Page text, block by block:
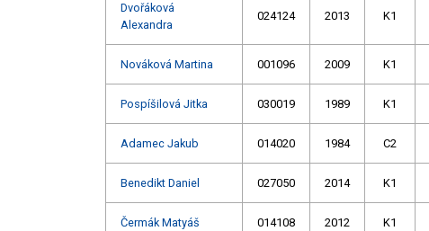
Dvořáková
Alexandra
024124 2013 K1
Nováková Martina 001096 2009 K1
Pospíšilová Jitka 030019 1989 K1
Adamec Jakub 014020 1984 C2
Benedikt Daniel 027050 2014 K1
Čermák Matyáš 014108 2012 K1